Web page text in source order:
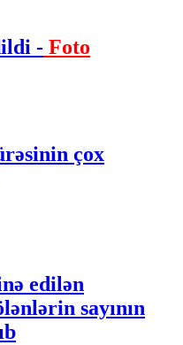
- Foto
çox
edilən
sayının